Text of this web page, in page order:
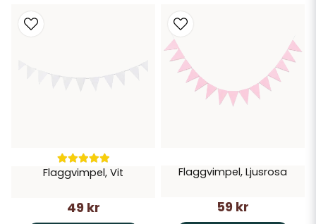
Flaggvimpel, Vit
49 kr
Flaggvimpel, Ljusrosa
59 kr